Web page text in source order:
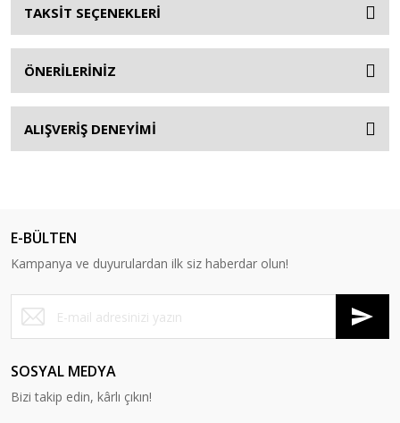
TAKSİT SEÇENEKLERİ
ÖNERİLERİNİZ
ALIŞVERİŞ DENEYİMİ
E-BÜLTEN
Kampanya ve duyurulardan ilk siz haberdar olun!
SOSYAL MEDYA
Bizi takip edin, kârlı çıkın!